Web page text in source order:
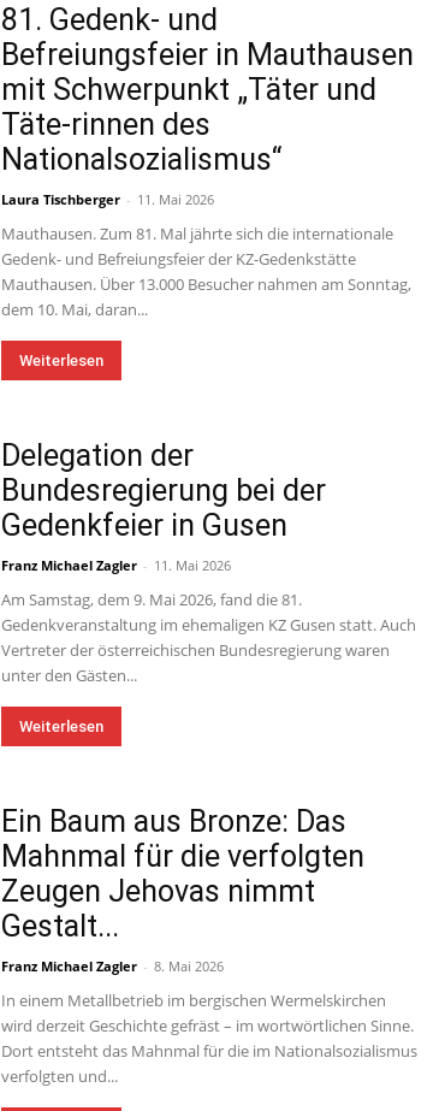
81. Gedenk- und
Befreiungsfeier in Mauthausen
mit Schwerpunkt „Täter und
Täte-rinnen des
Nationalsozialismus“
Laura Tischberger - 11. Mai 2026
Mauthausen. Zum 81. Mal jährte sich die internationale
Gedenk- und Befreiungsfeier der KZ-Gedenkstätte
Mauthausen. Über 13.000 Besucher nahmen am Sonntag,
dem 10. Mai, daran...
Weiterlesen
Delegation der
Bundesregierung bei der
Gedenkfeier in Gusen
Franz Michael Zagler - 11. Mai 2026
Am Samstag, dem 9. Mai 2026, fand die 81.
Gedenkveranstaltung im ehemaligen KZ Gusen statt. Auch
Vertreter der österreichischen Bundesregierung waren
unter den Gästen...
Weiterlesen
Ein Baum aus Bronze: Das
Mahnmal für die verfolgten
Zeugen Jehovas nimmt
Gestalt...
Franz Michael Zagler - 8. Mai 2026
In einem Metallbetrieb im bergischen Wermelskirchen
wird derzeit Geschichte gefräst – im wortwörtlichen Sinne.
Dort entsteht das Mahnmal für die im Nationalsozialismus
verfolgten und...